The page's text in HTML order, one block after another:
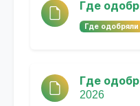
Где
Где одобряли
Где
2026